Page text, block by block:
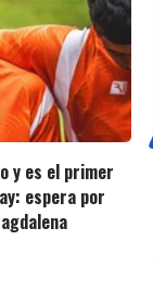
y es el primer
espera por